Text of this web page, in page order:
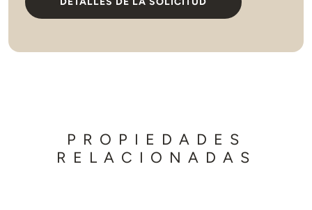
PROPIEDADES
RELACIONADAS